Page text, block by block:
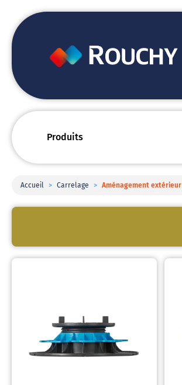
Produits
Accueil > Carrelage > Aménagement extérieur